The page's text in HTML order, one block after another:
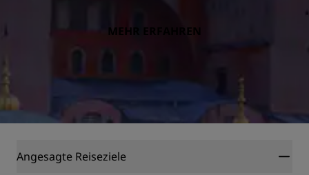
MEHR ERFAHREN
Angesagte Reiseziele